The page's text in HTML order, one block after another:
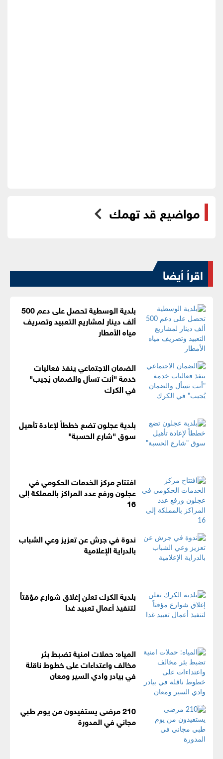
مواضيع قد تهمك
اقرأ أيضا
بلدية الوسطية تحصل على دعم 500
ألف دينار لمشاريع التعبيد وتصريف
مياه الأمطار
الضمان الاجتماعي ينفذ فعاليات
خدمة "أنت تسأل والضمان يُجيب"
في الكرك
بلدية عجلون تضع خططاً لإعادة تأهيل
سوق "شارع الحسبة"
افتتاح مركز الخدمات الحكومي في
عجلون ورفع عدد المراكز بالمملكة إلى
16
ندوة في جرش عن تعزيز وعي الشباب
بالدراية الإعلامية
بلدية الكرك تعلن إغلاق شوارع مؤقتاً
لتنفيذ أعمال تعبيد غدا
المياه: حملات امنية تضبط بئر
مخالف واعتداءات على خطوط ناقلة
في بيادر وادي السير ومعان
210 مرضى يستفيدون من يوم طبي
مجاني في المدورة